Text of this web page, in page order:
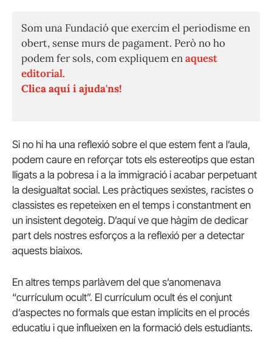
Som una Fundació que exercim el periodisme en
obert, sense murs de pagament. Però no ho
podem fer sols, com expliquem enaquest
editorial.
Clica aquí i ajuda'ns!
Si no hi ha una reflexió sobre el que estem fent a l’aula,
podem caure en reforçar tots els estereotips que estan
lligats a la pobresa i a la immigració i acabar perpetuant
la desigualtat social. Les pràctiques sexistes, racistes o
classistes es repeteixen en el temps i constantment en
un insistent degoteig. D’aquí ve que hàgim de dedicar
part dels nostres esforços a la reflexió per a detectar
aquests biaixos.
En altres temps parlàvem del que s’anomenava
“currículum ocult”. El currículum ocult és el conjunt
d’aspectes no formals que estan implícits en el procés
educatiu i que influeixen en la formació dels estudiants.